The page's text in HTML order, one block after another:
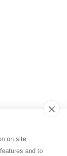
on site
and to